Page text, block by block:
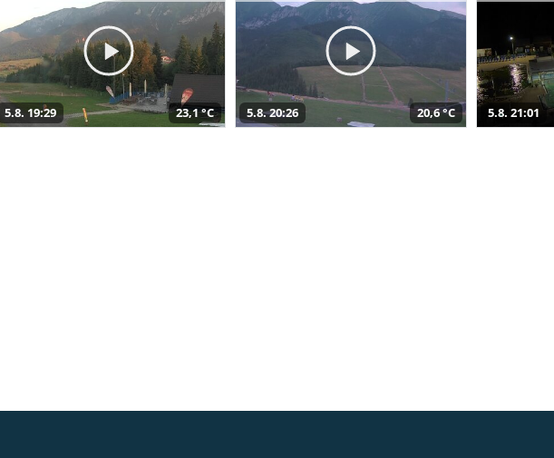
5.8. 19:29 23,1 °C 5.8. 20:26 20,6 °C 5.8. 21:01